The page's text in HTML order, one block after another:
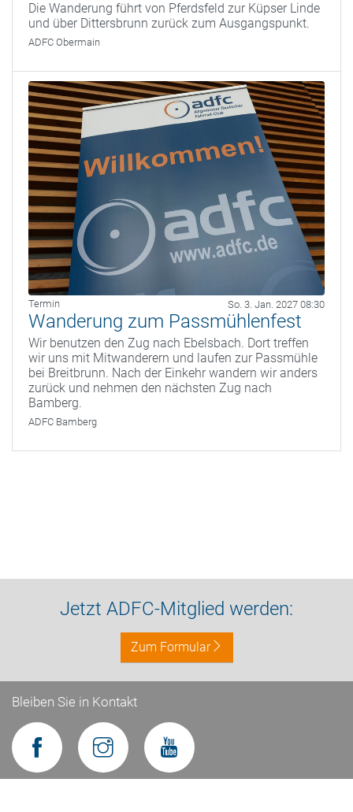
Die Wanderung führt von Pferdsfeld zur Küpser Linde
und über Dittersbrunn zurück zum Ausgangspunkt.
ADFC Obermain
Termin So. 3. Jan. 2027 08:30
Wanderung zum Passmühlenfest
Wir benutzen den Zug nach Ebelsbach. Dort treffen
wir uns mit Mitwanderern und laufen zur Passmühle
bei Breitbrunn. Nach der Einkehr wandern wir anders
zurück und nehmen den nächsten Zug nach
Bamberg.
ADFC Bamberg
Jetzt ADFC-Mitglied werden:
Zum Formular
Bleiben Sie in Kontakt